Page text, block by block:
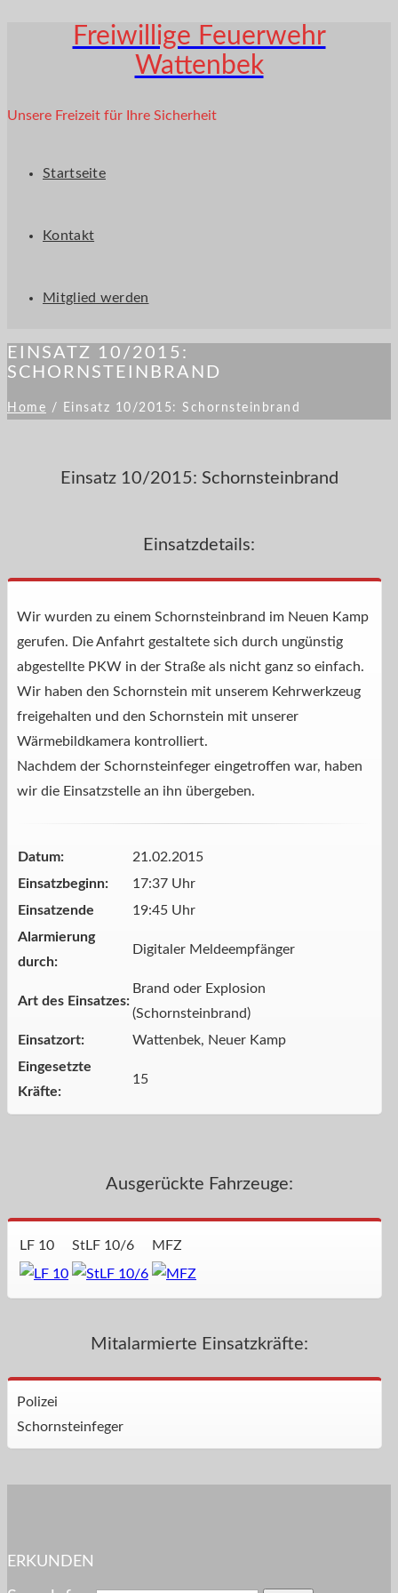
Freiwillige Feuerwehr
Wattenbek
Unsere Freizeit für Ihre Sicherheit
Startseite
Kontakt
Mitglied werden
EINSATZ 10/2015:
SCHORNSTEINBRAND
Home / Einsatz 10/2015: Schornsteinbrand
Einsatz 10/2015: Schornsteinbrand
Einsatzdetails:
Wir wurden zu einem Schornsteinbrand im Neuen Kamp
gerufen. Die Anfahrt gestaltete sich durch ungünstig
abgestellte PKW in der Straße als nicht ganz so einfach.
Wir haben den Schornstein mit unserem Kehrwerkzeug
freigehalten und den Schornstein mit unserer
Wärmebildkamera kontrolliert.
Nachdem der Schornsteinfeger eingetroffen war, haben
wir die Einsatzstelle an ihn übergeben.
Datum:
21.02.2015
Einsatzbeginn:
17:37 Uhr
Einsatzende
19:45 Uhr
Alarmierung
durch:
Digitaler Meldeempfänger
Art des Einsatzes:
Brand oder Explosion
(Schornsteinbrand)
Einsatzort:
Wattenbek, Neuer Kamp
Eingesetzte
Kräfte:
15
Ausgerückte Fahrzeuge:
LF 10 StLF 10/6 MFZ
Mitalarmierte Einsatzkräfte:
Polizei
Schornsteinfeger
ERKUNDEN